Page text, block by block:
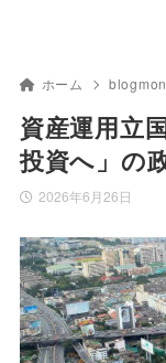
ホーム
資産運用立
投資へ」の
2026年6月26日